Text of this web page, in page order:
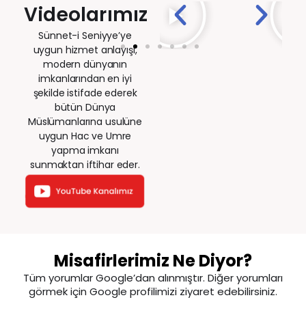
Videolarımız
Sünnet-i Seniyye’ye
uygun hizmet anlayışı,
modern dünyanın
imkanlarından en iyi
şekilde istifade ederek
bütün Dünya
Müslümanlarına usulüne
uygun Hac ve Umre
yapma imkanı
sunmaktan iftihar eder.
Misafirlerimiz Ne Diyor?
Tüm yorumlar Google’dan alınmıştır. Diğer yorumları
görmek için Google profilimizi ziyaret edebilirsiniz.